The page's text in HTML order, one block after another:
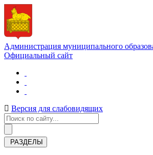
Администрация муниципального
Официальный сайт
Версия для слабовидящих
РАЗДЕЛЫ